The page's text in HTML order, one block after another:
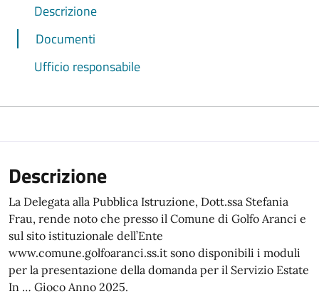
Descrizione
Documenti
Ufficio responsabile
Descrizione
La Delegata alla Pubblica Istruzione, Dott.ssa Stefania
Frau, rende noto che presso il Comune di Golfo Aranci e
sul sito istituzionale dell’Ente
www.comune.golfoaranci.ss.it sono disponibili i moduli
per la presentazione della domanda per il Servizio Estate
In … Gioco Anno 2025.